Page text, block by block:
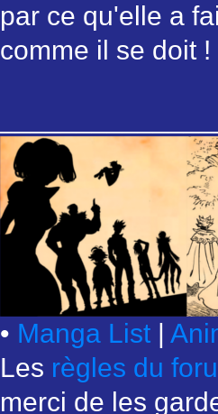
par ce qu'elle a
comme il se doit !
• Manga List |
Les règles du
merci de les